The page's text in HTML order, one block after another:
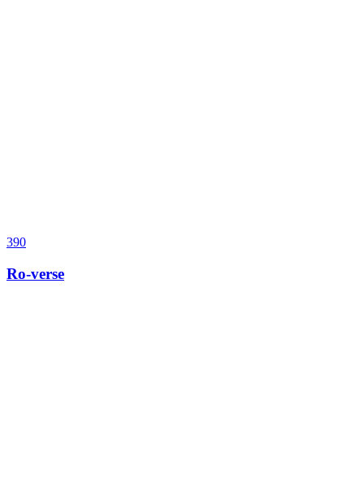
390
Ro-verse